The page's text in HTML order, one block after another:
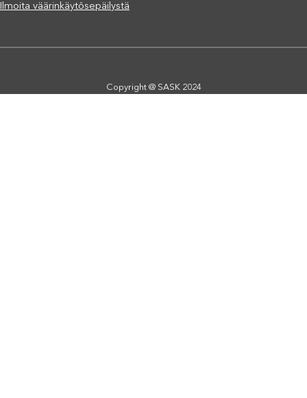
Ilmoita väärinkäytösepäilystä
Copyright @ SASK 2024